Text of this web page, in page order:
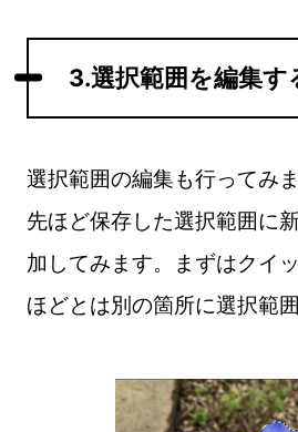
3.選択範囲を編集す
選択範囲の編集も行ってみ
先ほど保存した選択範囲に
加してみます。まずはクイ
ほどとは別の箇所に選択範